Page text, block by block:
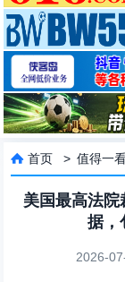
 首页 >值得一
美国最高法
据，
2026-